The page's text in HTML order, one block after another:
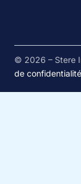
© 2026 – Stere
de confidentialité